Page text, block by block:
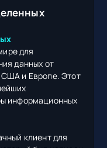
для
данных от
и Европе. Этот
информационных
клиент для